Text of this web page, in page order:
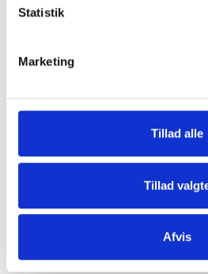
Statistik
Marketing
Tillad alle
Tillad
Afvis
FRA MARTA